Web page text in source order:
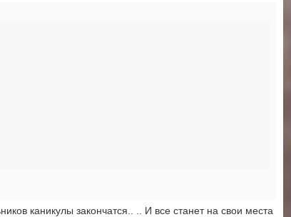
каникулы закончатся.. .. И все станет на свои места